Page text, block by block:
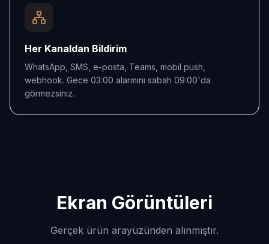
Her Kanaldan Bildirim
WhatsApp, SMS, e-posta, Teams, mobil push,
webhook. Gece 03:00 alarmını sabah 09:00'da
görmezsiniz.
Ekran Görüntüleri
Gerçek ürün arayüzünden alınmıştır.